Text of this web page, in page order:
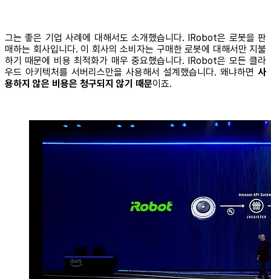
그는 좋은 기업 사례에 대해서도 소개했습니다. IRobot은 로봇을 판
매하는 회사입니다. 이 회사의 소비자는 구매한 로봇에 대해서만 지불
하기 때문에 비용 최적화가 매우 중요했습니다. IRobot은 모든 클라
우드 아키텍처를 서버리스만을 사용해서 설계했습니다. 왜냐하면 사
용하지 않은 비용은 청구되지 않기 때문이죠.